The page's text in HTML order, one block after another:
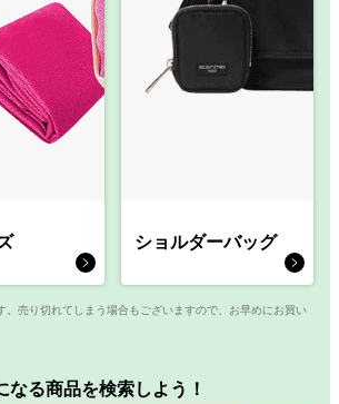
ショルダーバッグ
。売り切れてしまう場合もございますので、お早めにお買い
なる商品を検索しよう！